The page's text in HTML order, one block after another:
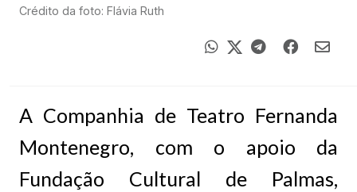
Crédito da foto: Flávia Ruth
A Companhia de Teatro Fernanda
Montenegro, com o apoio da
Fundação Cultural de Palmas,